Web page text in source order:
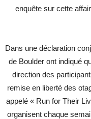
enquête sur cette
Dans une déclaration
de Boulder ont indiqué
direction des
remise en liberté des
appelé « Run for Their
organisent chaque